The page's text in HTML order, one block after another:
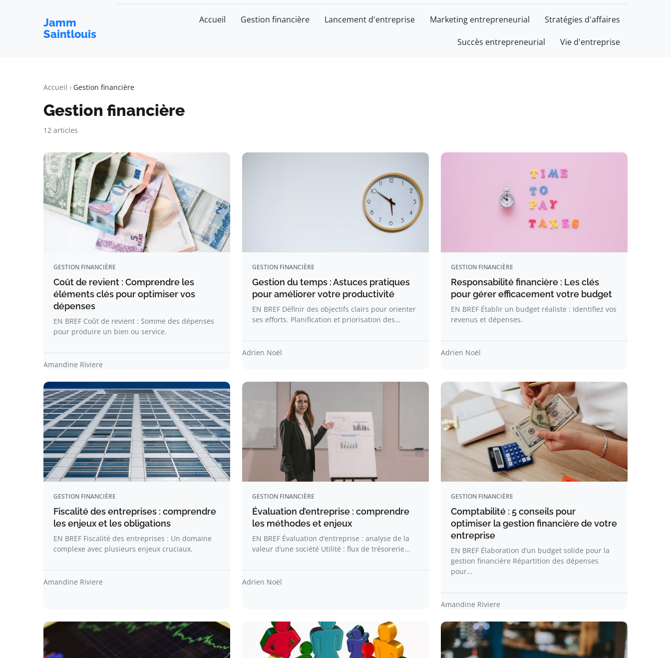
Jamm
Saintlouis
Accueil Gestion financière Lancement d'entreprise Marketing entrepreneurial Stratégies d'affaires
Succès entrepreneurial Vie d'entreprise
Accueil Gestion financière
Gestion financière
12 articles
GESTION FINANCIÈRE
Coût de revient : Comprendre les
éléments clés pour optimiser vos
dépenses
EN BREF Coût de revient : Somme des dépenses
pour produire un bien ou service.
Amandine Riviere
GESTION FINANCIÈRE
Gestion du temps : Astuces pratiques
pour améliorer votre productivité
EN BREF Définir des objectifs clairs pour orienter
ses efforts. Planification et priorisation des…
Adrien Noël
GESTION FINANCIÈRE
Responsabilité financière : Les clés
pour gérer efficacement votre budget
EN BREF Établir un budget réaliste : Identifiez vos
revenus et dépenses.
Adrien Noël
GESTION FINANCIÈRE
Fiscalité des entreprises : comprendre
les enjeux et les obligations
EN BREF Fiscalité des entreprises : Un domaine
complexe avec plusieurs enjeux cruciaux.
Amandine Riviere
GESTION FINANCIÈRE
Évaluation d’entreprise : comprendre
les méthodes et enjeux
EN BREF Évaluation d’entreprise : analyse de la
valeur d’une société Utilité : flux de trésorerie…
Adrien Noël
GESTION FINANCIÈRE
Comptabilité : 5 conseils pour
optimiser la gestion financière de votre
entreprise
EN BREF Élaboration d’un budget solide pour la
gestion financière Répartition des dépenses
pour…
Amandine Riviere